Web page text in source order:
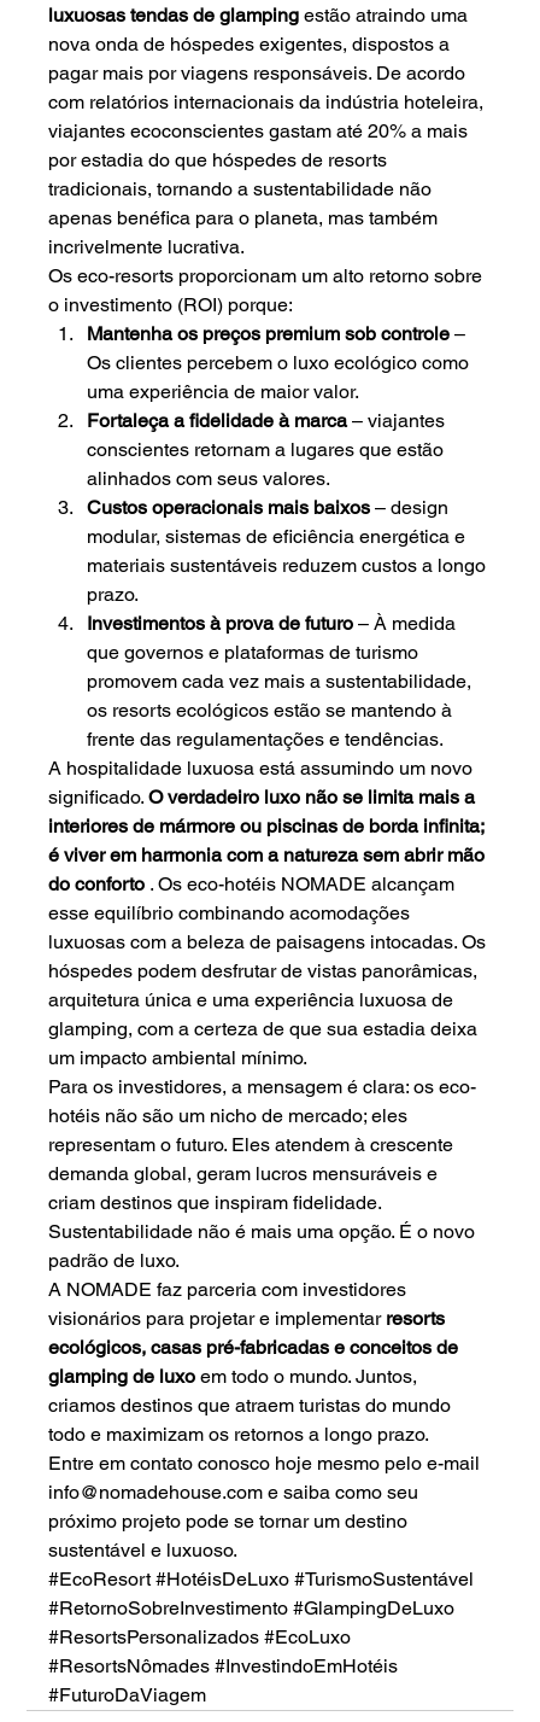
luxuosas tendas de glamping estão atraindo uma
nova onda de hóspedes exigentes, dispostos a
pagar mais por viagens responsáveis. De acordo
com relatórios internacionais da indústria hoteleira,
viajantes ecoconscientes gastam até 20% a mais
por estadia do que hóspedes de resorts
tradicionais, tornando a sustentabilidade não
apenas benéfica para o planeta, mas também
incrivelmente lucrativa.
Os eco-resorts proporcionam um alto retorno sobre
o investimento (ROI) porque:
Mantenha os preços premium sob controle –
Os clientes percebem o luxo ecológico como
uma experiência de maior valor.
Fortaleça a fidelidade à marca – viajantes
conscientes retornam a lugares que estão
alinhados com seus valores.
Custos operacionais mais baixos – design
modular, sistemas de eficiência energética e
materiais sustentáveis reduzem custos a longo
prazo.
Investimentos à prova de futuro – À medida
que governos e plataformas de turismo
promovem cada vez mais a sustentabilidade,
os resorts ecológicos estão se mantendo à
frente das regulamentações e tendências.
A hospitalidade luxuosa está assumindo um novo
significado. O verdadeiro luxo não se limita mais a
interiores de mármore ou piscinas de borda infinita;
é viver em harmonia com a natureza sem abrir mão
do conforto . Os eco-hotéis NOMADE alcançam
esse equilíbrio combinando acomodações
luxuosas com a beleza de paisagens intocadas. Os
hóspedes podem desfrutar de vistas panorâmicas,
arquitetura única e uma experiência luxuosa de
glamping, com a certeza de que sua estadia deixa
um impacto ambiental mínimo.
Para os investidores, a mensagem é clara: os eco-
hotéis não são um nicho de mercado; eles
representam o futuro. Eles atendem à crescente
demanda global, geram lucros mensuráveis e
criam destinos que inspiram fidelidade.
Sustentabilidade não é mais uma opção. É o novo
padrão de luxo.
A NOMADE faz parceria com investidores
visionários para projetar e implementar resorts
ecológicos, casas pré-fabricadas e conceitos de
glamping de luxo em todo o mundo. Juntos,
criamos destinos que atraem turistas do mundo
todo e maximizam os retornos a longo prazo.
Entre em contato conosco hoje mesmo pelo e-mail
info@nomadehouse.com e saiba como seu
próximo projeto pode se tornar um destino
sustentável e luxuoso.
#EcoResort #HotéisDeLuxo #TurismoSustentável
#RetornoSobreInvestimento #GlampingDeLuxo
#ResortsPersonalizados #EcoLuxo
#ResortsNômades #InvestindoEmHotéis
#FuturoDaViagem